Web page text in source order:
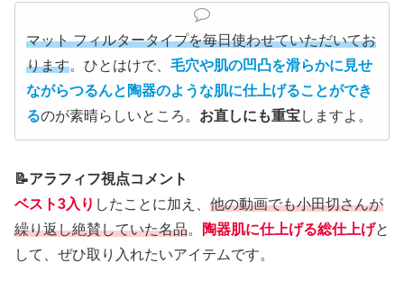
マット フィルタータイプを毎日使わせていただいてお
ります。ひとはけで、 毛穴や肌の凹凸を滑らかに見せ
ながらつるんと陶器のような肌に仕上げることができ
るのが素晴らしいところ。 お直しにも重宝しますよ。
📝アラフィフ視点コメント
ベスト3入り したことに加え、 他の動画でも小田切さんが
繰り返し絶賛していた名品。 陶器肌に仕上げる総仕上げと
して、ぜひ取り入れたいアイテムです。